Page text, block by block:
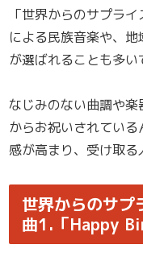
「世界からのサプラ
による民族音楽や、
が選ばれることも多い
なじみのない曲調や
からお祝いされてい
感が高まり、受け取る
世界からのサプ
曲1.「Happy